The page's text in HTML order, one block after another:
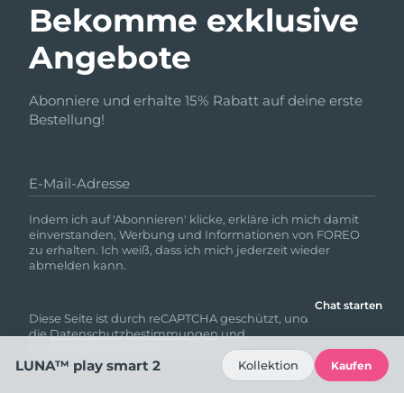
Bekomme exklusive
Angebote
Abonniere und erhalte 15% Rabatt auf deine erste
Bestellung!
E-Mail-Adresse
Indem ich auf 'Abonnieren' klicke, erkläre ich mich damit
einverstanden, Werbung und Informationen von FOREO
zu erhalten. Ich weiß, dass ich mich jederzeit wieder
abmelden kann.
Diese Seite ist durch reCAPTCHA geschützt, und es gelten
dieDatenschutzbestimmungenund
von Google.
Chat starten
LUNA™ play smart 2 Kollektion Kaufen